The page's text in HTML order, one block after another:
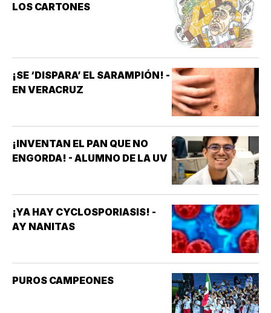
LOS CARTONES
¡SE ‘DISPARA’ EL SARAMPIÓN! -
EN VERACRUZ
¡INVENTAN EL PAN QUE NO
ENGORDA! - ALUMNO DE LA UV
¡YA HAY CYCLOSPORIASIS! -
AY NANITAS
PUROS CAMPEONES